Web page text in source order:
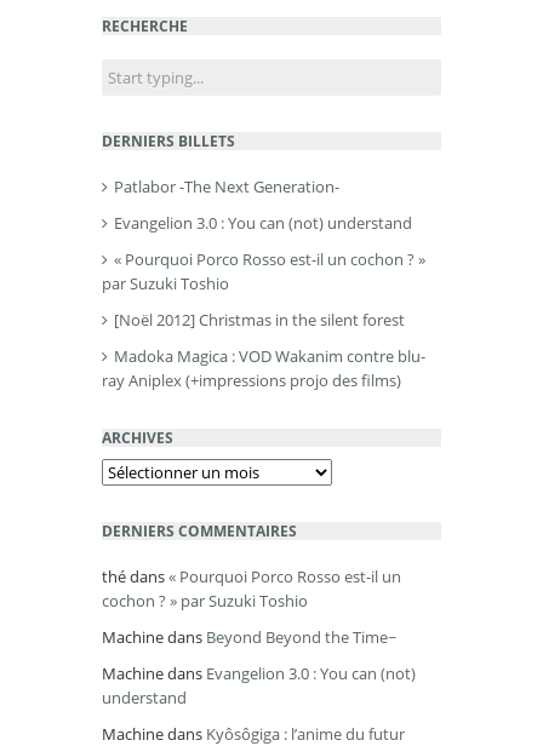
RECHERCHE
DERNIERS BILLETS
Patlabor -The Next Generation-
Evangelion 3.0 : You can (not) understand
« Pourquoi Porco Rosso est-il un cochon ? »
par Suzuki Toshio
[Noël 2012] Christmas in the silent forest
Madoka Magica : VOD Wakanim contre blu-
ray Aniplex (+impressions projo des films)
ARCHIVES
Archives
DERNIERS COMMENTAIRES
thédans« Pourquoi Porco Rosso est-il un
cochon ? » par Suzuki Toshio
Machinedans Beyond Beyond the Time~
Machinedans Evangelion 3.0 : You can (not)
understand
Machinedans Kyôsôgiga : l’anime du futur